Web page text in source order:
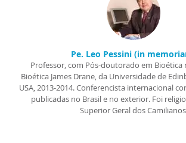
Pe. Leo Pessini (in
Professor, com Pós-doutorado em
Bioética James Drane, da Universidade de
USA, 2013-2014. Conferencista internacional
publicadas no Brasil e no exterior. Foi
Superior Geral dos